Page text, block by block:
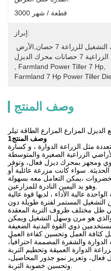
3000 قطعة / شهر
إبراز:
الزراعية 7 حصانات محرك الديزل
Farmland Power Tiller 7 Hp
Farmland 7 Hp Power Tiller
وصف المنتج
الديزل المزارع المزارع الطاقة تيلر
1وصف المنتج
مثل الزراعة الدوارة ، و كسارة
الزراعية الصغيرة والمتوسطة
ومجهز بمحرك ديزل فعال، وتوفر
الحديثة. سواء كانت مزرعة عائلية أو
،يمكن التعامل معه بسهولة
عالية الأداء ، لديها قوة عالية
التشغيل المستمر لفترة طويلة دون
، والذي هو مرن وسهل التشغيل ويمكن
ذوي القوة البدنية الضعيفة
والشفرة المصممة احترافياً،
الدوارة العميقة وتحطيم التربة
فعال، وتعزيز نمو جذور المحاصيل،